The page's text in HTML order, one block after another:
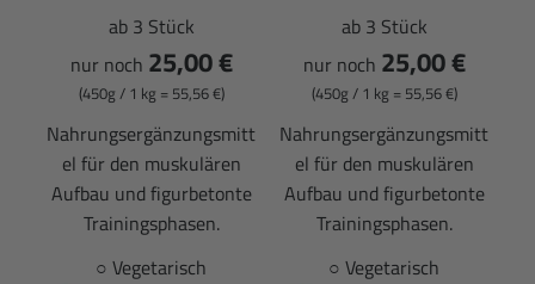
ab 3 Stück
nur noch 25,00 €
(450g / 1 kg = 55,56 €)
Nahrungsergänzungsmitt
el für den muskulären
Aufbau und figurbetonte
Trainingsphasen.
○ Vegetarisch
ab 3 Stück
nur noch 25,00 €
(450g / 1 kg = 55,56 €)
Nahrungsergänzungsmitt
el für den muskulären
Aufbau und figurbetonte
Trainingsphasen.
○ Vegetarisch